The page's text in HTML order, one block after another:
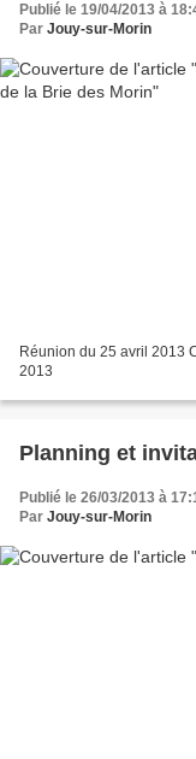
Publié le 19/04/2013 à
Par Jouy-sur-Morin
Réunion du 25 avril 2013
2013
Planning et
Publié le 26/03/2013 à
Par Jouy-sur-Morin